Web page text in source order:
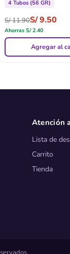
4 Tubos (56 GR)
S/11.90S/9.50
AhorrasS/2.40
Agregar al
Atención
Lista de
Carrito
Tienda